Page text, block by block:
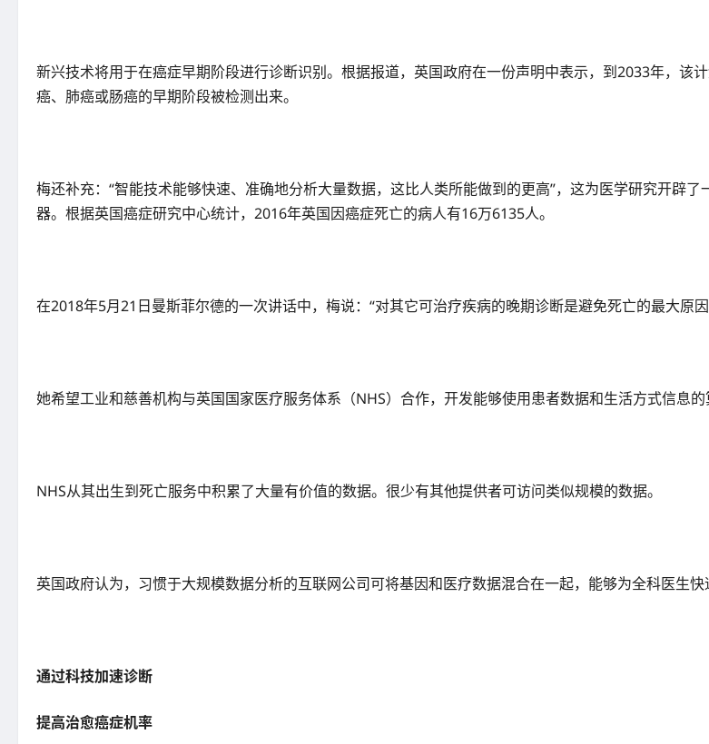
新兴技术将用于在癌症早期阶段进行诊断识别。根据报道，英国政府在一份声明中表示，到2033年，该
癌、肺癌或肠癌的早期阶段被检测出来。
梅还补充：“智能技术能够快速、准确地分析大量数据，这比人类所能做到的更高”，这为医学研究开辟
器。根据英国癌症研究中心统计，2016年英国因癌症死亡的病人有16万6135人。
在2018年5月21日曼斯菲尔德的一次讲话中，梅说：“对其它可治疗疾病的晚期诊断是避免死亡的最大原
她希望工业和慈善机构与英国国家医疗服务体系（NHS）合作，开发能够使用患者数据和生活方式信息
NHS从其出生到死亡服务中积累了大量有价值的数据。很少有其他提供者可访问类似规模的数据。
英国政府认为，习惯于大规模数据分析的互联网公司可将基因和医疗数据混合在一起，能够为全科医生快
通过科技加速诊断
提高治愈癌症机率